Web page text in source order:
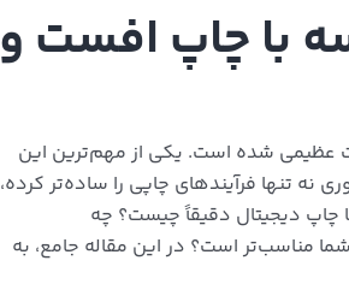
با چاپ افست و
عظیمی شده است. یکی از مهم‌ترین این
تنها فرآیندهای چاپی را ساده‌تر کرده،
چاپ دیجیتال دقیقاً چیست؟ چه
مناسب‌تر است؟ در این مقاله جامع، به